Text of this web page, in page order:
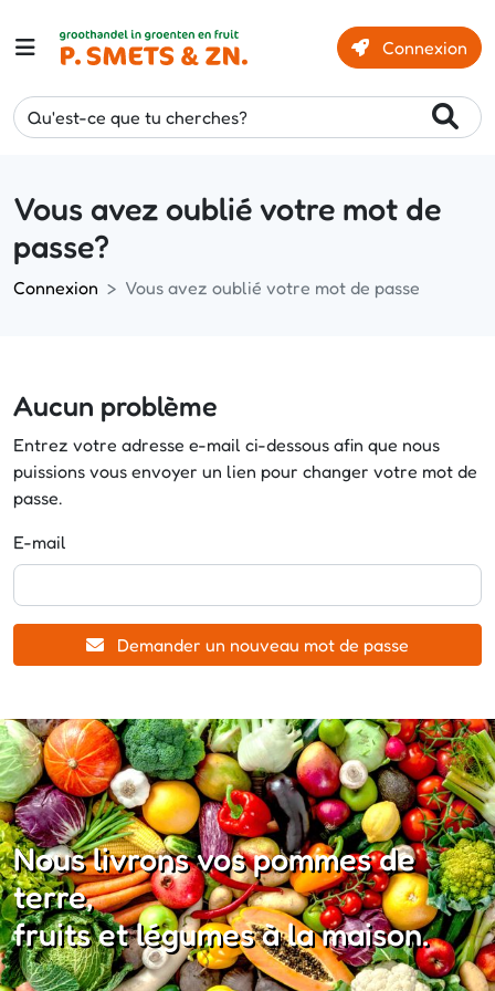
Connexion
Qu'est-ce que tu cherches?
Vous avez oublié votre mot de
passe?
Connexion Vous avez oublié votre mot de passe
Aucun problème
Entrez votre adresse e-mail ci-dessous afin que nous
puissions vous envoyer un lien pour changer votre mot de
passe.
E-mail
Demander un nouveau mot de passe
Nous livrons vos pommes de
terre,
fruits et légumes à la maison.